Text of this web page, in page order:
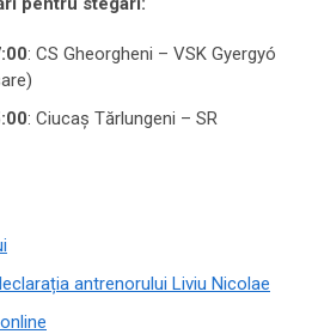
: CS Gheorgheni – VSK Gyergyó
: Ciucaș Tărlungeni – SR
antrenorului Liviu Nicolae